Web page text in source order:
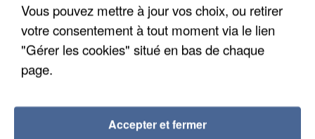
Vous pouvez mettre à jour vos choix, ou retirer
votre consentement à tout moment via le lien
"Gérer les cookies" situé en bas de chaque
page.
Accepter et fermer